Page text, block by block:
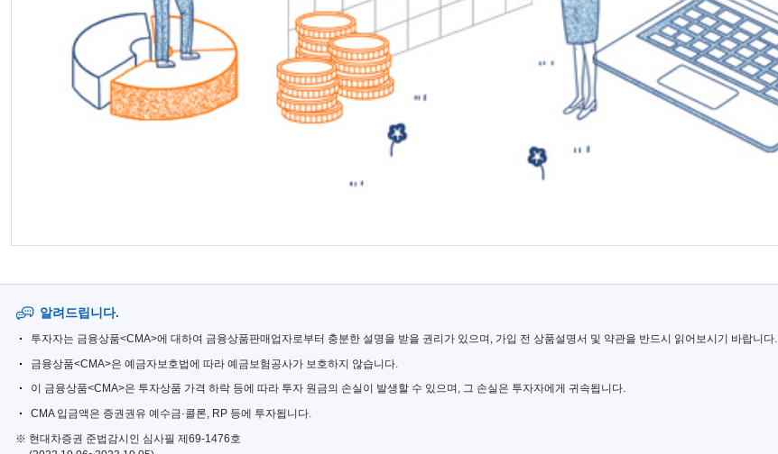
알려드립니다.
투자자는 금융상품<CMA>에 대하여 금융상품판매업자로부터 충분한 설명을 받을 권리가 있으며, 가입 전 상품설명서 및 약관을 반드시 읽어보시기 바랍니다.
금융상품<CMA>은 예금자보호법에 따라 예금보험공사가 보호하지 않습니다.
이 금융상품<CMA>은 투자상품 가격 하락 등에 따라 투자 원금의 손실이 발생할 수 있으며, 그 손실은 투자자에게 귀속됩니다.
CMA 입금액은 증권권유 예수금·콜론, RP 등에 투자됩니다.
현대차증권 준법감시인 심사필 제69-1476호